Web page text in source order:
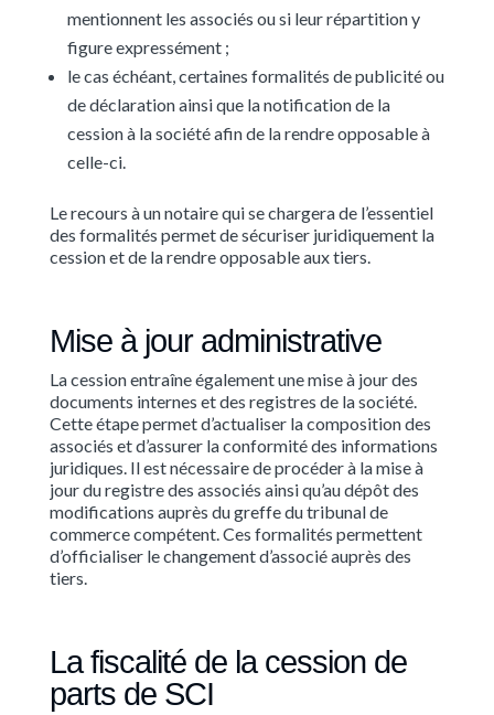
mentionnent les associés ou si leur répartition y
figure expressément ;
le cas échéant, certaines formalités de publicité ou
de déclaration ainsi que la notification de la
cession à la société afin de la rendre opposable à
celle-ci.
Le recours à un notaire qui se chargera de l’essentiel
des formalités permet de sécuriser juridiquement la
cession et de la rendre opposable aux tiers.
Mise à jour administrative
La cession entraîne également une mise à jour des
documents internes et des registres de la société.
Cette étape permet d’actualiser la composition des
associés et d’assurer la conformité des informations
juridiques. Il est nécessaire de procéder à la mise à
jour du registre des associés ainsi qu’au dépôt des
modifications auprès du greffe du tribunal de
commerce compétent. Ces formalités permettent
d’officialiser le changement d’associé auprès des
tiers.
La fiscalité de la cession de
parts de SCI